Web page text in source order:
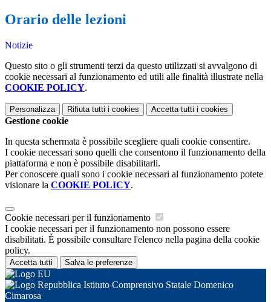
Orario delle lezioni
Notizie
Questo sito o gli strumenti terzi da questo utilizzati si avvalgono di
cookie necessari al funzionamento ed utili alle finalità illustrate nella
COOKIE POLICY.
Personalizza Rifiuta tutti i cookies Accetta tutti i cookies
Gestione cookie
In questa schermata è possibile scegliere quali cookie consentire.
I cookie necessari sono quelli che consentono il funzionamento della
piattaforma e non è possibile disabilitarli.
Per conoscere quali sono i cookie necessari al funzionamento potete
visionare la COOKIE POLICY.
Cookie necessari per il funzionamento
I cookie necessari per il funzionamento non possono essere
disabilitati. È possibile consultare l'elenco nella pagina della cookie
policy.
Accetta tutti Salva le preferenze
Istituto Comprensivo Statale Domenico
Cimarosa